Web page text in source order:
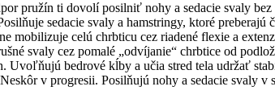
pružín ti dovolí posilniť nohy a sedacie svaly bez
sedacie svaly a hamstringy, ktoré
mobilizuje celú chrbticu cez riadené flexie a
svaly cez pomalé „odvíjanie“ chrbtice od
Uvoľňujú bedrové kĺby a učia stred tela udržať
v progresii. Posilňujú nohy a sedacie svaly v